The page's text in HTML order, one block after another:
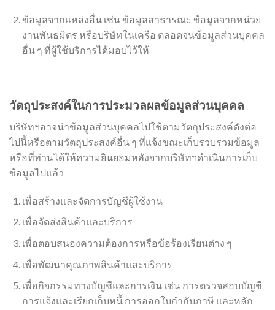
ข้อมูลจากแหล่งอื่น เช่น ข้อมูลสาธารณะ ข้อมูลจากหน่วย
งานพันธมิตร หรือบริษัทในเครือ ตลอดจนข้อมูลส่วนบุคคล
อื่น ๆ ที่ผู้ใช้บริการได้มอบไว้ให้
วัตถุประสงค์ในการประมวลผลข้อมูลส่วนบุคคล
บริษัทฯอาจนำข้อมูลส่วนบุคคลไปใช้ตามวัตถุประสงค์ดังต่อ
ไปนี้หรือตามวัตถุประสงค์อื่น ๆ ที่แจ้งขณะเก็บรวบรวมข้อมูล
หรือที่ท่านได้ให้ความยินยอมหลังจากบริษัทฯดำเนินการเก็บ
ข้อมูลไปแล้ว
เพื่อสร้างและจัดการบัญชีผู้ใช้งาน
เพื่อจัดส่งสินค้าและบริการ
เพื่อตอบสนองความต้องการหรือข้อร้องเรียนต่าง ๆ
เพื่อพัฒนาคุณภาพสินค้าและบริการ
เพื่อกิจกรรมทางบัญชีและการเงิน เช่น การตรวจสอบบัญชี
การแจ้งและเรียกเก็บหนี้ การออกใบกำกับภาษี และหลัก